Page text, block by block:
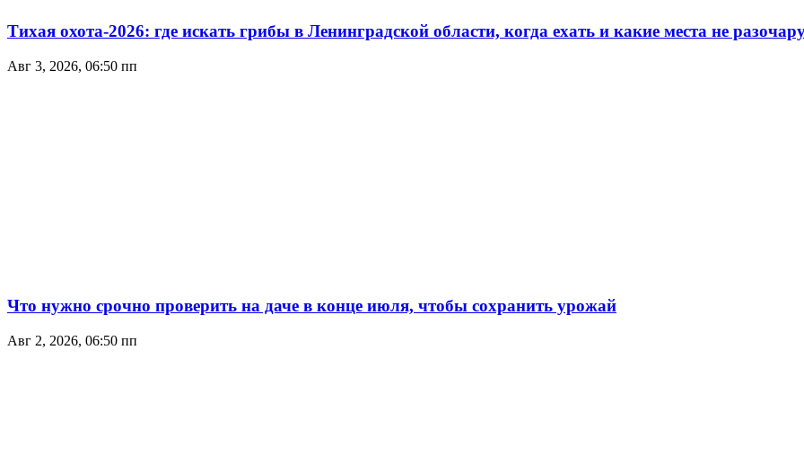
Тихая охота-2026: где искать грибы в Ленинградской области, когда ехать и какие места не
Авг 3, 2026, 06:50 пп
Что нужно срочно проверить на даче в конце июля, чтобы сохранить урожай
Авг 2, 2026, 06:50 пп